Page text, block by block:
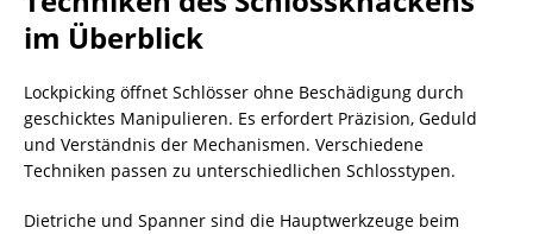
im Überblick
Lockpicking öffnet Schlösser ohne Beschädigung durch
geschicktes Manipulieren. Es erfordert Präzision, Geduld
und Verständnis der Mechanismen. Verschiedene
Techniken passen zu unterschiedlichen Schlosstypen.
Dietriche und Spanner sind die Hauptwerkzeuge beim